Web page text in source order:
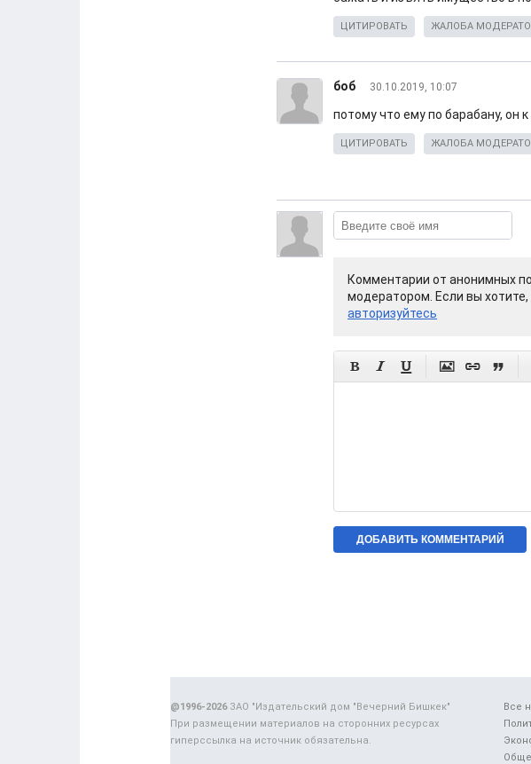
ЦИТИРОВАТЬ ЖАЛОБА
боб 30.10.2019, 10:07
потому что ему по барабану, он
ЦИТИРОВАТЬ ЖАЛОБА
Комментарии от анонимных
модератором. Если вы
авторизуйтесь
     
Все
@1996-2026ЗАО "Издательский дом "Вечерний Бишкек"
При размещении материалов на сторонних ресурсах
гиперссылка на источник обязательна.